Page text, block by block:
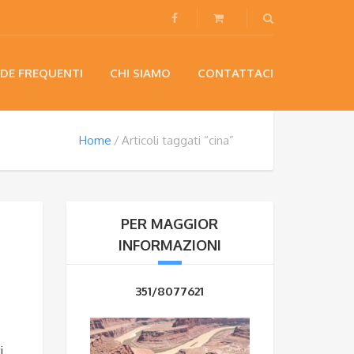
FREQUENTI CHI SIAMO CONTATTACI
Home Articoli taggati “cina”
PER MAGGIOR
INFORMAZIONI
351/8077621